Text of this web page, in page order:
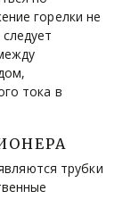
горелки не
тока в
трубки